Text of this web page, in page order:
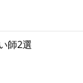
師2選